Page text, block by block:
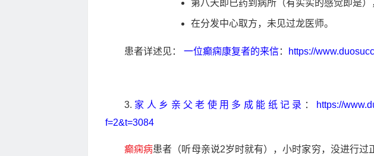
第八天即已药到病所（有实实的感觉即是）
在分发中心取方，未见过龙医师。
患者详述见： 一位癫痫康复者的来信： https://
3. 家人乡亲父老使用多成能纸记录 ：
https://
f=2&t=3084
癫痫病患者（听母亲说2岁时就有），小时家穷，没进行过